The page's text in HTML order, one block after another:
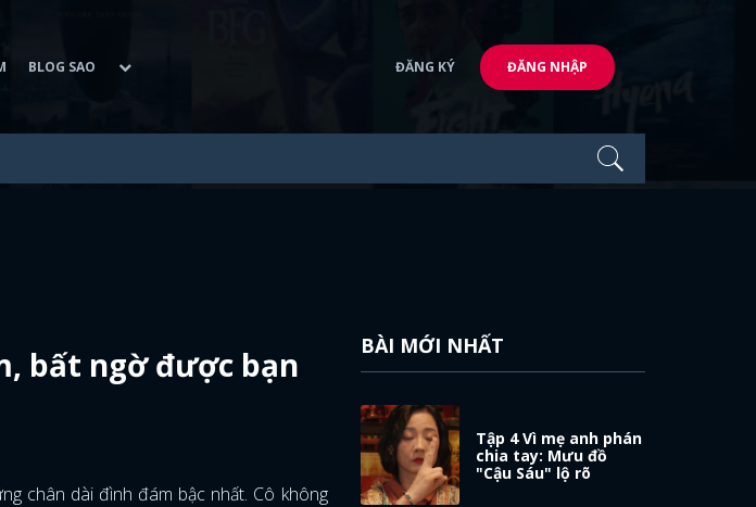
BLOG SAO ĐĂNG KÝ ĐĂNG NHẬP
bất ngờ được bạn
chân dài đình đám bậc nhất. Cô không
BÀI MỚI NHẤT
Tập 4 Vì mẹ anh phán
chia tay: Mưu đồ
"Cậu Sáu" lộ rõ